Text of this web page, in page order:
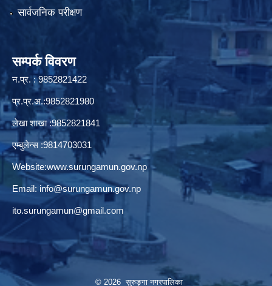
सार्वजनिक परीक्षण
सम्पर्क विवरण
न.प्र. : 9852821422
प्र.प्र.अ.:9852821980
लेखा शाखा :9852821841
एम्बुलेन्स :9814703031
Website:www.surungamun.gov.np
Email: info@surungamun.gov.np
ito.surungamun@gmail.com
© 2026 सुरुङ्‍गा नगरपालिका